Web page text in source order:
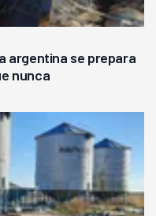
argentina se prepara
nunca